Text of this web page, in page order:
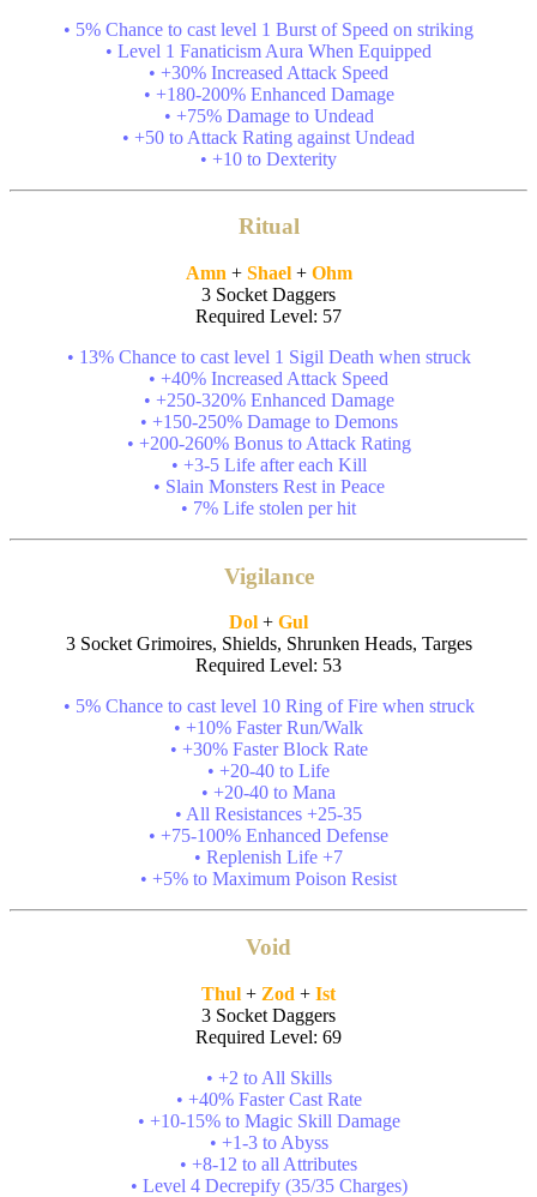
• 5% Chance to cast level 1 Burst of Speed on striking
• Level 1 Fanaticism Aura When Equipped
• +30% Increased Attack Speed
• +180-200% Enhanced Damage
• +75% Damage to Undead
• +50 to Attack Rating against Undead
• +10 to Dexterity
Ritual
Amn + Shael+ Ohm
3 Socket Daggers
Required Level: 57
• 13% Chance to cast level 1 Sigil Death when struck
• +40% Increased Attack Speed
• +250-320% Enhanced Damage
• +150-250% Damage to Demons
• +200-260% Bonus to Attack Rating
• +3-5 Life after each Kill
• Slain Monsters Rest in Peace
• 7% Life stolen per hit
Vigilance
Dol + Gul
3 Socket Grimoires, Shields, Shrunken Heads, Targes
Required Level: 53
• 5% Chance to cast level 10 Ring of Fire when struck
• +10% Faster Run/Walk
• +30% Faster Block Rate
• +20-40 to Life
• +20-40 to Mana
• All Resistances +25-35
• +75-100% Enhanced Defense
• Replenish Life +7
• +5% to Maximum Poison Resist
Void
Thul + Zod + Ist
3 Socket Daggers
Required Level: 69
• +2 to All Skills
• +40% Faster Cast Rate
• +10-15% to Magic Skill Damage
• +1-3 to Abyss
• +8-12 to all Attributes
• Level 4 Decrepify (35/35 Charges)